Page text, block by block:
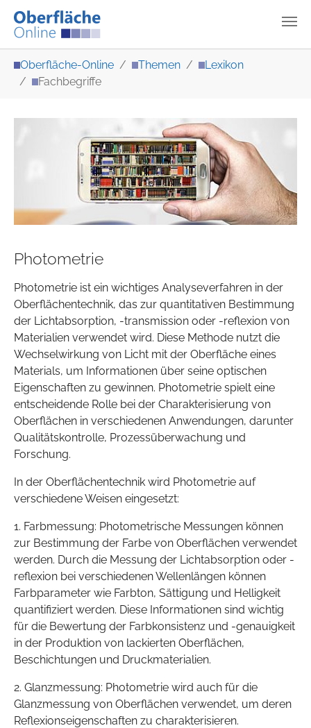
Oberfläche-Online Themen
Lexikon
Fachbegriffe
Photometrie
Photometrie ist ein wichtiges Analyseverfahren in der
Oberflächentechnik, das zur quantitativen Bestimmung
der Lichtabsorption, -transmission oder -reflexion von
Materialien verwendet wird. Diese Methode nutzt die
Wechselwirkung von Licht mit der Oberfläche eines
Materials, um Informationen über seine optischen
Eigenschaften zu gewinnen. Photometrie spielt eine
entscheidende Rolle bei der Charakterisierung von
Oberflächen in verschiedenen Anwendungen, darunter
Qualitätskontrolle, Prozessüberwachung und
Forschung.
In der Oberflächentechnik wird Photometrie auf
verschiedene Weisen eingesetzt:
1. Farbmessung: Photometrische Messungen können
zur Bestimmung der Farbe von Oberflächen verwendet
werden. Durch die Messung der Lichtabsorption oder -
reflexion bei verschiedenen Wellenlängen können
Farbparameter wie Farbton, Sättigung und Helligkeit
quantifiziert werden. Diese Informationen sind wichtig
für die Bewertung der Farbkonsistenz und -genauigkeit
in der Produktion von lackierten Oberflächen,
Beschichtungen und Druckmaterialien.
2. Glanzmessung: Photometrie wird auch für die
Glanzmessung von Oberflächen verwendet, um deren
Reflexionseigenschaften zu charakterisieren.